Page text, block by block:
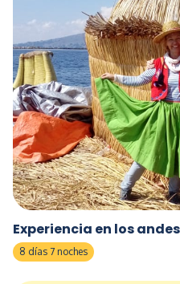
Experiencia en los
8 días 7 noches